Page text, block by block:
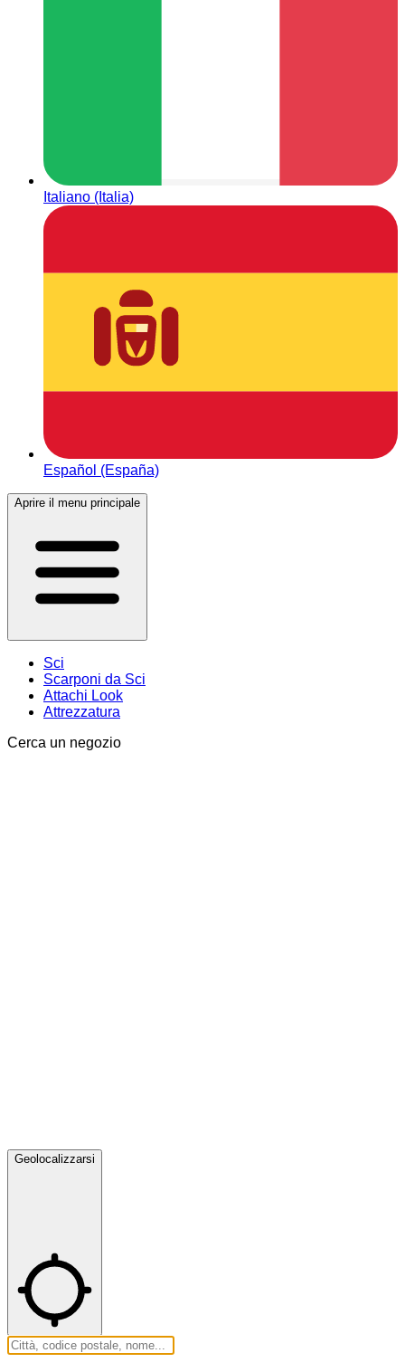
Italiano (Italia)
Español (España)
Aprire il menu principale
Sci
Scarponi da Sci
Attachi Look
Attrezzatura
Cerca un negozio
Geolocalizzarsi